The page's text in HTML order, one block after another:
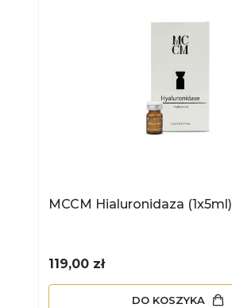
MCCM Hialuronidaza (1x5ml)
Cena
119,00 zł
DO KOSZYKA